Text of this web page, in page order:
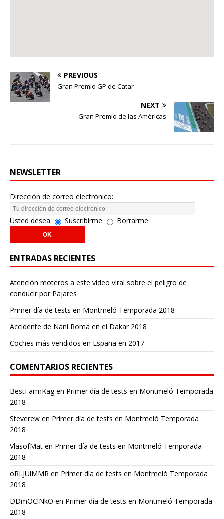
PREVIOUS
Gran Premio GP de Catar
NEXT
Gran Premio de las Américas
NEWSLETTER
Dirección de correo electrónico:
Usted desea Suscribirme Borrarme
ENTRADAS RECIENTES
Atención moteros a este vídeo viral sobre el peligro de
conducir por Pajares
Primer día de tests en Montmeló Temporada 2018
Accidente de Nani Roma en el Dakar 2018
Coches más vendidos en España en 2017
COMENTARIOS RECIENTES
BestFarmKagen Primer día de tests en Montmeló Temporada
2018
Steverew en Primer día de tests en Montmeló Temporada
2018
VlasofMat en Primer día de tests en Montmeló Temporada
2018
oRLJUlMMR en Primer día de tests en Montmeló Temporada
2018
DDmOClNkO en Primer día de tests en Montmeló Temporada
2018